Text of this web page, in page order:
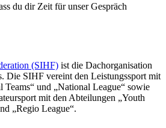
du dir Zeit für unser Gespräch
(SIHF) ist die Dachorganisation
Die SIHF vereint den Leistungssport mit
und „National League“ sowie
mit den Abteilungen „Youth
„Regio League“.